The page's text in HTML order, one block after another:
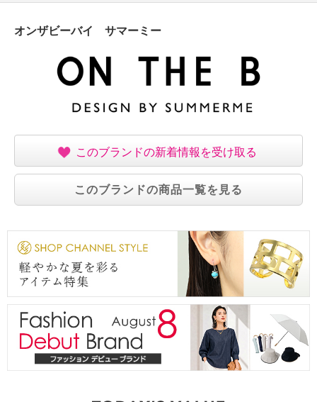
オンザビーバイ サマーミー
このブランドの新着情報を受け取る
このブランドの商品一覧を見る